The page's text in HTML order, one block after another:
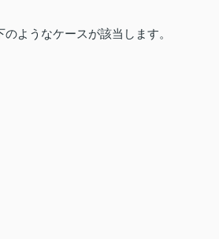
ようなケースが該当します。